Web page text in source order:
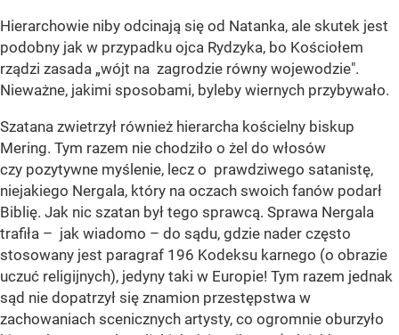
Hierarchowie niby odcinają się od Natanka, ale skutek jest
podobny jak w przypadku ojca Rydzyka, bo Kościołem
rządzi zasada „wójt na zagrodzie równy wojewodzie".
Nieważne, jakimi sposobami, byleby wiernych przybywało.
Szatana zwietrzył również hierarcha kościelny biskup
Mering. Tym razem nie chodziło o żel do włosów
czy pozytywne myślenie, lecz o prawdziwego satanistę,
niejakiego Nergala, który na oczach swoich fanów podarł
Biblię. Jak nic szatan był tego sprawcą. Sprawa Nergala
trafiła – jak wiadomo – do sądu, gdzie nader często
stosowany jest paragraf 196 Kodeksu karnego (o obrazie
uczuć religijnych), jedyny taki w Europie! Tym razem jednak
sąd nie dopatrzył się znamion przestępstwa w
zachowaniach scenicznych artysty, co ogromnie oburzyło